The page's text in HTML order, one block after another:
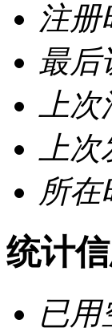
注册
最后
上
上
所在
统计
已用